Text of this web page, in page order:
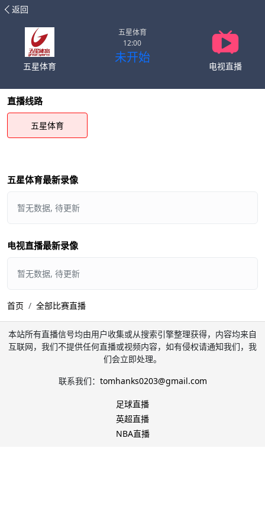
返回
五星体育
五星体育
12:00
未开始
电视直播
直播线路
五星体育
五星体育最新录像
暂无数据, 待更新
电视直播最新录像
暂无数据, 待更新
首页 全部比赛直播
本站所有直播信号均由用户收集或从搜索引擎整理获得，内容均来自
互联网，我们不提供任何直播或视频内容，如有侵权请通知我们，我
们会立即处理。
联系我们： tomhanks0203@gmail.com
足球直播
英超直播
NBA直播